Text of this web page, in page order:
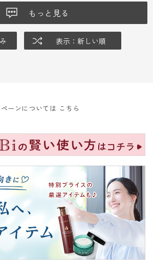
もっと見る
表示：新しい順
ーンについては こちら